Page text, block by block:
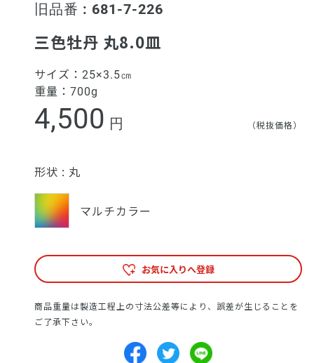
旧品番 : 681-7-226
三色牡丹 丸8.0皿
サイズ： 25×3.5㎝
重量： 700g
4,500 円 （税抜価格）
形状 : 丸
マルチカラー
お気に入りへ登録
商品重量は製造工程上の寸法公差等により、誤差が生じることを
ご了承下さい。